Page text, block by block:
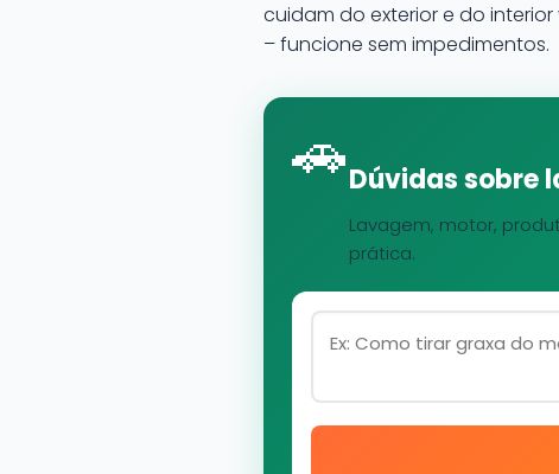
cuidam do exterior e do
– funcione sem impedimentos.
🚗Dúvidas sobre
Lavagem, motor,
prática.